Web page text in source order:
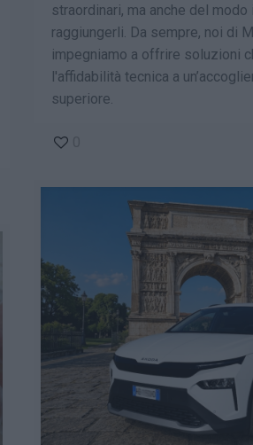
straordinari, ma anche del
raggiungerli. Da sempre, noi di
impegniamo a offrire soluzioni
l'affidabilità tecnica a
superiore.